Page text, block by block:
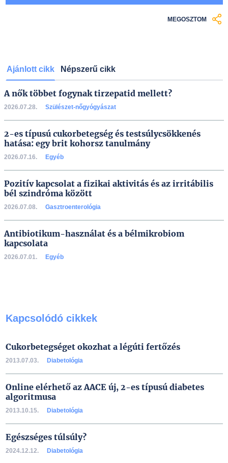
MEGOSZTOM
Ajánlott cikk Népszerű cikk
A nők többet fogynak tirzepatid mellett?
2026.07.28. Szülészet-nőgyógyászat
2-es típusú cukorbetegség és testsúlycsökkenés
hatása: egy brit kohorsz tanulmány
2026.07.16. Egyéb
Pozitív kapcsolat a fizikai aktivitás és az irritábilis
bél szindróma között
2026.07.08. Gasztroenterológia
Antibiotikum-használat és a bélmikrobiom
kapcsolata
2026.07.01. Egyéb
Kapcsolódó cikkek
Cukorbetegséget okozhat a légúti fertőzés
2013.07.03. Diabetológia
Online elérhető az AACE új, 2-es típusú diabetes
algoritmusa
2013.10.15. Diabetológia
Egészséges túlsúly?
2024.12.12. Diabetológia